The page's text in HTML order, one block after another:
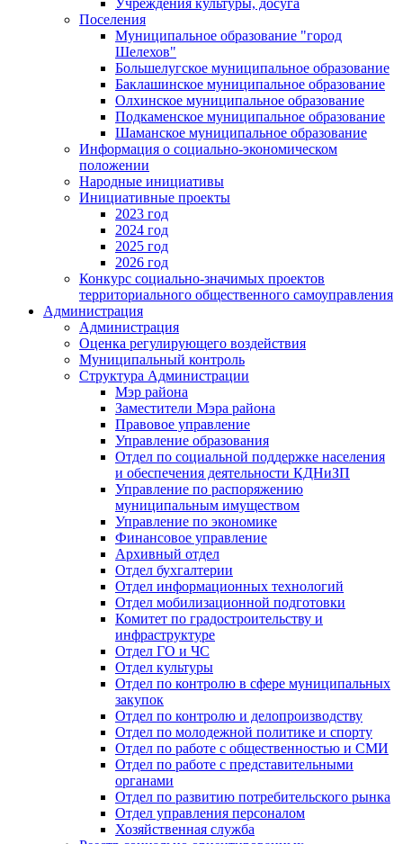
Поселения
Муниципальное образование "город
Шелехов"
Большелугское муниципальное образование
Баклашинское муниципальное образование
Олхинское муниципальное образование
Подкаменское муниципальное образование
Шаманское муниципальное образование
Информация о социально-экономическом
положении
Народные инициативы
Инициативные проекты
2023 год
2024 год
2025 год
2026 год
Конкурс социально-значимых проектов
территориального общественного самоуправления
Администрация
Администрация
Оценка регулирующего воздействия
Муниципальный контроль
Структура Администрации
Мэр района
Заместители Мэра района
Правовое управление
Управление образования
Отдел по социальной поддержке населения
и обеспечения деятельности КДНиЗП
Управление по распоряжению
муниципальным имуществом
Управление по экономике
Финансовое управление
Архивный отдел
Отдел бухгалтерии
Отдел информационных технологий
Отдел мобилизационной подготовки
Комитет по градостроительству и
инфраструктуре
Отдел ГО и ЧС
Отдел культуры
Отдел по контролю в сфере муниципальных
закупок
Отдел по контролю и делопроизводству
Отдел по молодежной политике и спорту
Отдел по работе с общественностью и СМИ
Отдел по работе с представительными
органами
Отдел по развитию потребительского рынка
Отдел управления персоналом
Хозяйственная служба